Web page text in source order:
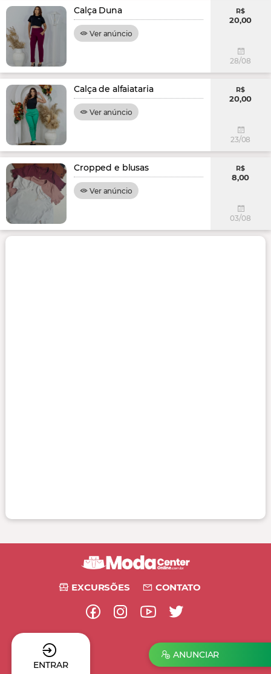
Calça Duna
Ver anúncio
R$
20,00
28/08
Calça de alfaiataria
Ver anúncio
R$
20,00
23/08
Cropped e blusas
Ver anúncio
R$
8,00
03/08
EXCURSÕES CONTATO
ENTRAR
ANUNCIAR